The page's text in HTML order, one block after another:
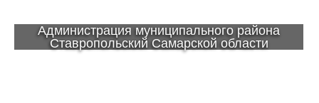
Администрация муниципального района
Ставропольский Самарской области